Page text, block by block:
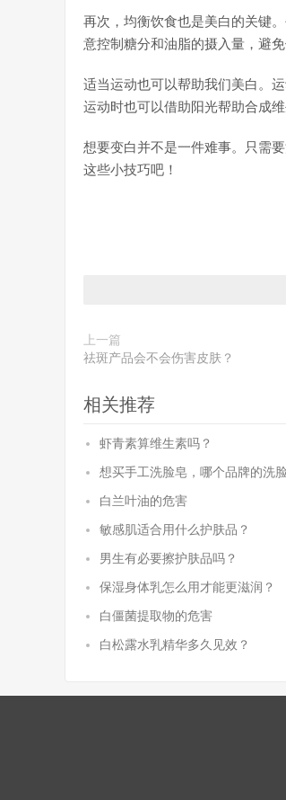
再次，均衡饮食也是美白的关键
意控制糖分和油脂的摄入量，避
适当运动也可以帮助我们美白。
运动时也可以借助阳光帮助合成
想要变白并不是一件难事。只需
这些小技巧吧！
上一篇
祛斑产品会不会伤害皮肤？
相关推荐
虾青素算维生素吗？
想买手工洗脸皂，哪个品牌的洗
白兰叶油的危害
敏感肌适合用什么护肤品？
男生有必要擦护肤品吗？
保湿身体乳怎么用才能更滋润？
白僵菌提取物的危害
白松露水乳精华多久见效？